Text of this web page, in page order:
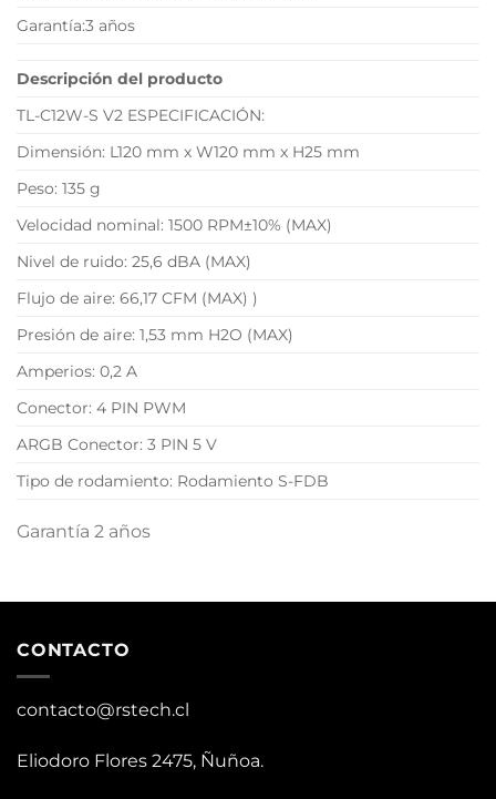
Garantía:3 años
Descripción del producto
TL-C12W-S V2 ESPECIFICACIÓN:
Dimensión: L120 mm x W120 mm x H25 mm
Peso: 135 g
Velocidad nominal: 1500 RPM±10% (MAX)
Nivel de ruido: 25,6 dBA (MAX)
Flujo de aire: 66,17 CFM (MAX) )
Presión de aire: 1,53 mm H2O (MAX)
Amperios: 0,2 A
Conector: 4 PIN PWM
ARGB Conector: 3 PIN 5 V
Tipo de rodamiento: Rodamiento S-FDB
Garantía 2 años
CONTACTO
contacto@rstech.cl
Eliodoro Flores 2475, Ñuñoa.